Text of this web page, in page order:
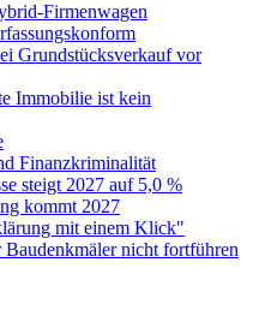
Firmenwagen
Grundstücksverkauf vor
Immobilie ist kein
Finanzkriminalität
steigt 2027 auf 5,0 %
kommt 2027
mit einem Klick"
nicht fortführen